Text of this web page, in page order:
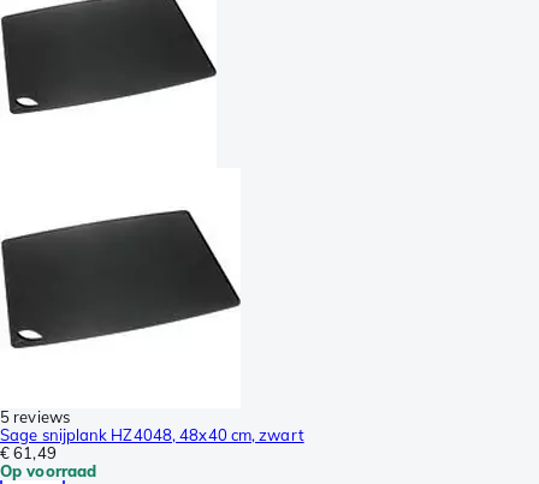
5 reviews
Sage snijplank HZ4048, 48x40 cm, zwart
€ 61,49
Op voorraad